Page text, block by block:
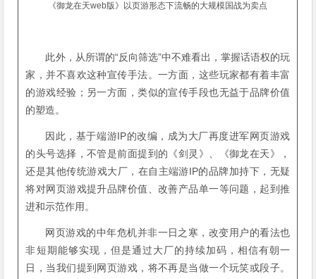
《御龙在天web版》以页游形态下流畅的大规模国战为卖点
此外，从所谓的“反向筛选”中不难看出，掌握话语权的玩
家，并不喜欢这种宣传手法。一方面，这些玩家都有着丰富
的游戏经验；另一方面，类似的宣传手段也无益于品牌价值
的塑造。
因此，基于端游IP的改编，成为大厂再度进军网页游戏
的头号选择，不管是前面提到的《剑灵》、《御龙在天》，
还是其他传统游戏大厂，在自主端游IP的品牌加持下，无疑
将对网页游戏提升品牌价值、改善产品单一等问题，起到推
进和示范作用。
网页游戏的中年危机并非一日之寒，改变用户的看法也
非短期能够实现，但是通过大厂的持续加码，相信有朝一
日，当我们提到网页游戏，将不再是当做一个玩笑或段子。